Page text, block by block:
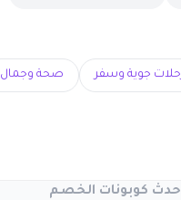
جوية وسفر صحة وجمال
كوبونات الخصم